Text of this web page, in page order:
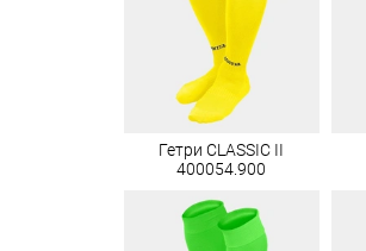
Гетри CLASSIC II
400054.900